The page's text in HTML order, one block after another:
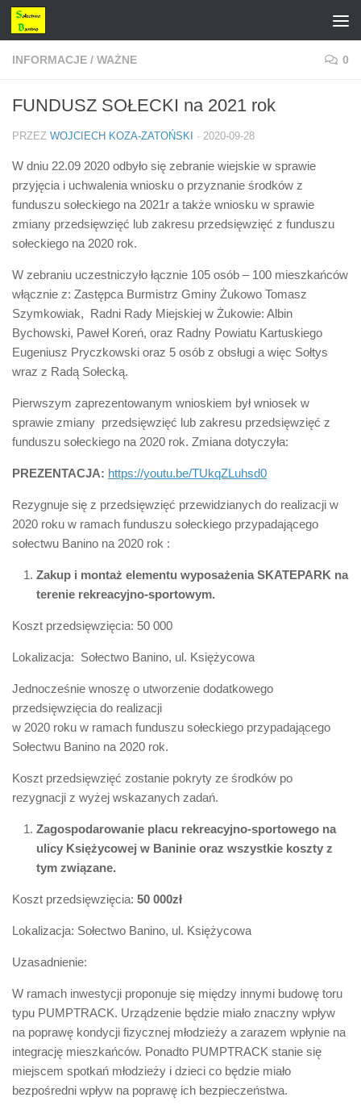
Przejdź do treści
INFORMACJE / WAŻNE 0
FUNDUSZ SOŁECKI na 2021 rok
PRZEZ WOJCIECH KOZA-ZATOŃSKI · 2020-09-28
W dniu 22.09 2020 odbyło się zebranie wiejskie w sprawie
przyjęcia i uchwalenia wniosku o przyznanie środków z
funduszu sołeckiego na 2021r a także wniosku w sprawie
zmiany przedsięwzięć lub zakresu przedsięwzięć z funduszu
sołeckiego na 2020 rok.
W zebraniu uczestniczyło łącznie 105 osób – 100 mieszkańców
włącznie z: Zastępca Burmistrz Gminy Żukowo Tomasz
Szymkowiak, Radni Rady Miejskiej w Żukowie: Albin
Bychowski, Paweł Koreń, oraz Radny Powiatu Kartuskiego
Eugeniusz Pryczkowski oraz 5 osób z obsługi a więc Sołtys
wraz z Radą Sołecką.
Pierwszym zaprezentowanym wnioskiem był wniosek w
sprawie zmiany przedsięwzięć lub zakresu przedsięwzięć z
funduszu sołeckiego na 2020 rok. Zmiana dotyczyła:
PREZENTACJA: https://youtu.be/TUkqZLuhsd0
Rezygnuje się z przedsięwzięć przewidzianych do realizacji w
2020 roku w ramach funduszu sołeckiego przypadającego
sołectwu Banino na 2020 rok :
Zakup i montaż elementu wyposażenia SKATEPARK na
terenie rekreacyjno-sportowym.
Koszt przedsięwzięcia: 50 000
Lokalizacja: Sołectwo Banino, ul. Księżycowa
Jednocześnie wnoszę o utworzenie dodatkowego
przedsięwzięcia do realizacji
w 2020 roku w ramach funduszu sołeckiego przypadającego
Sołectwu Banino na 2020 rok.
Koszt przedsięwzięć zostanie pokryty ze środków po
rezygnacji z wyżej wskazanych zadań.
Zagospodarowanie placu rekreacyjno-sportowego na
ulicy Księżycowej w Baninie oraz wszystkie koszty z
tym związane.
Koszt przedsięwzięcia: 50 000zł
Lokalizacja: Sołectwo Banino, ul. Księżycowa
Uzasadnienie:
W ramach inwestycji proponuje się między innymi budowę toru
typu PUMPTRACK. Urządzenie będzie miało znaczny wpływ
na poprawę kondycji fizycznej młodzieży a zarazem wpłynie na
integrację mieszkańców. Ponadto PUMPTRACK stanie się
miejscem spotkań młodzieży i dzieci co będzie miało
bezpośredni wpływ na poprawę ich bezpieczeństwa.